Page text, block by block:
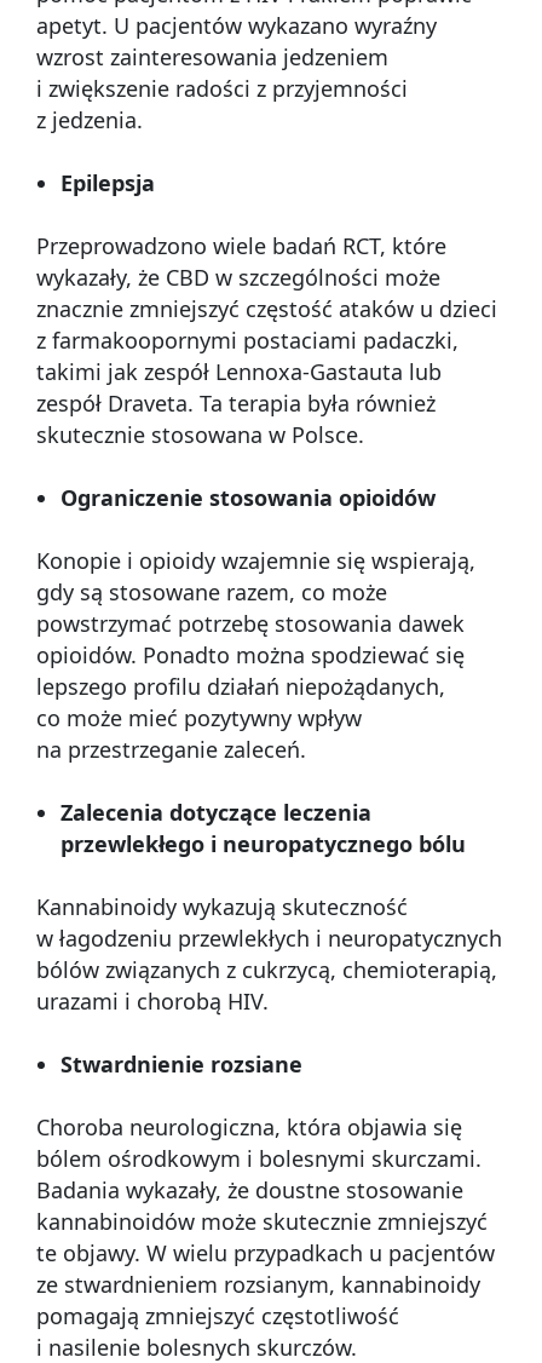
apetyt. U pacjentów wykazano wyraźny
wzrost zainteresowania jedzeniem
i zwiększenie radości z przyjemności
z jedzenia.
Epilepsja
Przeprowadzono wiele badań RCT, które
wykazały, że CBD w szczególności może
znacznie zmniejszyć częstość ataków u dzieci
z farmakoopornymi postaciami padaczki,
takimi jak zespół Lennoxa-Gastauta lub
zespół Draveta. Ta terapia była również
skutecznie stosowana w Polsce.
Ograniczenie stosowania opioidów
Konopie i opioidy wzajemnie się wspierają,
gdy są stosowane razem, co może
powstrzymać potrzebę stosowania dawek
opioidów. Ponadto można spodziewać się
lepszego profilu działań niepożądanych,
co może mieć pozytywny wpływ
na przestrzeganie zaleceń.
Zalecenia dotyczące leczenia
przewlekłego i neuropatycznego bólu
Kannabinoidy wykazują skuteczność
w łagodzeniu przewlekłych i neuropatycznych
bólów związanych z cukrzycą, chemioterapią,
urazami i chorobą HIV.
Stwardnienie rozsiane
Choroba neurologiczna, która objawia się
bólem ośrodkowym i bolesnymi skurczami.
Badania wykazały, że doustne stosowanie
kannabinoidów może skutecznie zmniejszyć
te objawy. W wielu przypadkach u pacjentów
ze stwardnieniem rozsianym, kannabinoidy
pomagają zmniejszyć częstotliwość
i nasilenie bolesnych skurczów.